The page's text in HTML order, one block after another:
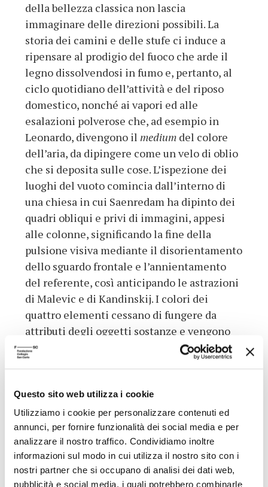
Questo sito web utilizza i cookie
Utilizziamo i cookie per personalizzare contenuti ed
annunci, per fornire funzionalità dei social media e per
analizzare il nostro traffico. Condividiamo inoltre
informazioni sul modo in cui utilizza il nostro sito con i
nostri partner che si occupano di analisi dei dati web,
pubblicità e social media, i quali potrebbero combinarle
della bellezza classica non lascia
immaginare delle direzioni possibili. La
storia dei camini e delle stufe ci induce a
ripensare al prodigio del fuoco che arde il
legno dissolvendosi in fumo e, pertanto, al
ciclo quotidiano dell’attività e del riposo
domestico, nonché ai vapori ed alle
esalazioni polverose che, ad esempio in
Leonardo, divengono il medium del colore
dell’aria, da dipingere come un velo di oblio
che si deposita sulle cose. L’ispezione dei
luoghi del vuoto comincia dall’interno di
una chiesa in cui Saenredam ha dipinto dei
quadri obliqui e privi di immagini, appesi
alle colonne, significando la fine della
pulsione visiva mediante il disorientamento
dello sguardo frontale e l’annientamento
del referente, così anticipando le astrazioni
di Malevic e di Kandinskij. I colori dei
quattro elementi cessano di fungere da
attributi degli oggetti sostanze e vengono
invece colti nello scorrere delle cascate, nei
soffi di vento, nella combustione delle
transizione da uno stato colorato all’altro, in
modo da suggerire un cosmo meno
appariscente in cui le cose indugiano prima
di manifestarsi.
Dati aggiuntivi